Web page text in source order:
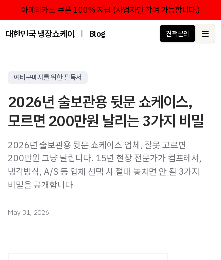
아메리카노 쿠폰 100% 지급 (사업자만 참여 가능합니다.)
대한민국 냉장쇼케이스 점유율 1위 브랜드 한성쇼케이스
Blog 견적문의
예비구매자를 위한 필독서
2026년 술보관용 뒷문 쇼케이스,
모르면 200만원 날리는 3가지 비밀
2026년 술보관용 뒷문 쇼케이스 업체, 잘못 고르면
200만원 그냥 날립니다. 15년 현장 전문가가 컴프레셔,
냉각방식, A/S 등 업체 선택 시 절대 놓치면 안 될 3가지
비밀을 공개합니다.
May 31, 2026